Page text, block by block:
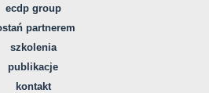
ecdp group
partnerem
szkolenia
publikacje
kontakt